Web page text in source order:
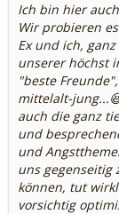
Ich bin hier
Wir probieren
Ex und ich,
unserer höchst
"beste
mittelalt-
auch die ganz
und
und
uns gegenseitig
können, tut
vorsichtig